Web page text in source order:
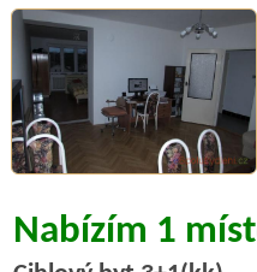
Nabízím 1